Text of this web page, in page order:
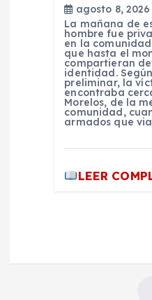
agosto 8, 2026
La mañana de
hombre fue
en la
que hasta el
compartieran
identidad.
preliminar, la
encontraba
Morelos, de la
comunidad,
armados que
LEER